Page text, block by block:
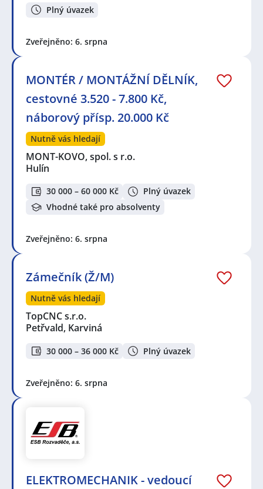
Plný úvazek
Zveřejněno: 6. srpna
MONTÉR / MONTÁŽNÍ DĚLNÍK,
cestovné 3.520 - 7.800 Kč,
náborový přísp. 20.000 Kč
Nutně vás hledají
MONT-KOVO, spol. s r.o.
Hulín
30 000 – 60 000 Kč
Plný úvazek
Vhodné také pro absolventy
Zveřejněno: 6. srpna
Zámečník (Ž/M)
Nutně vás hledají
TopCNC s.r.o.
Petřvald, Karviná
30 000 – 36 000 Kč Plný úvazek
Zveřejněno: 6. srpna
ELEKTROMECHANIK - vedoucí